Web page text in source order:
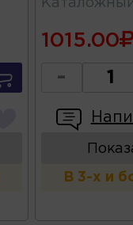
1015.00
-
В 3-х и